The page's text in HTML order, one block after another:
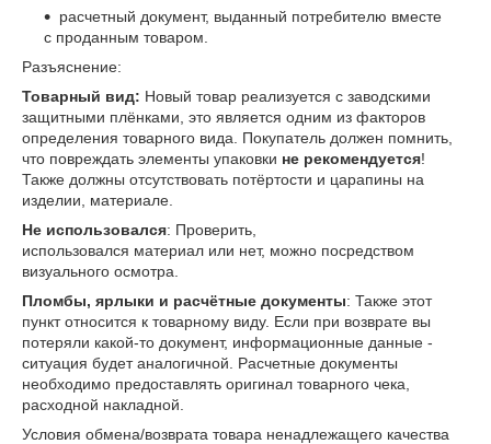
расчетный документ, выданный потребителю вместе
с проданным товаром.
Разъяснение:
Товарный вид: Новый товар реализуется с заводскими
защитными плёнками, это является одним из факторов
определения товарного вида. Покупатель должен помнить,
что повреждать элементы упаковки не рекомендуется!
Также должны отсутствовать потёртости и царапины на
изделии, материале.
Не использовался: Проверить,
использовался материал или нет, можно посредством
визуального осмотра.
Пломбы, ярлыки и расчётные документы: Также этот
пункт относится к товарному виду. Если при возврате вы
потеряли какой-то документ, информационные данные -
ситуация будет аналогичной. Расчетные документы
необходимо предоставлять оригинал товарного чека,
расходной накладной.
Условия обмена/возврата товара ненадлежащего качества